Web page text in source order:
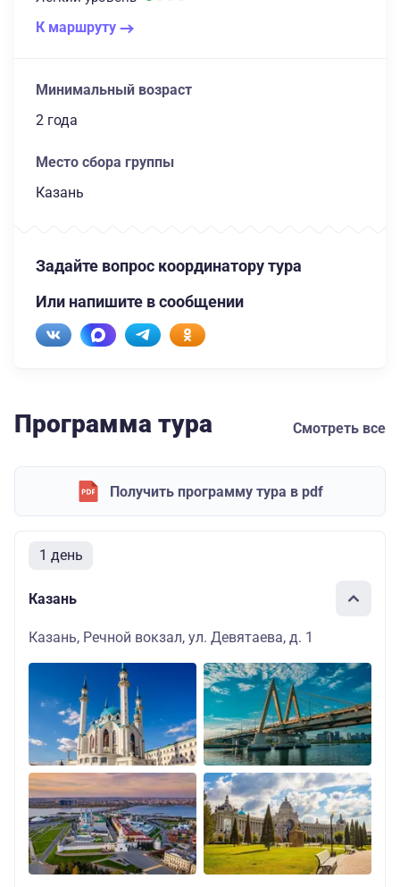
К маршруту
Минимальный возраст
2 года
Место сбора группы
Казань
Задайте вопрос координатору тура
Или напишите в сообщении
Программа тура Смотреть все
Получить программу тура в pdf
1 день
Казань
Казань, Речной вокзал, ул. Девятаева, д. 1